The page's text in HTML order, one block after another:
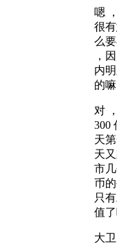
嗯
很
么
，
内
的嘛
对
300
天
天
市
币
只
值了
大卫